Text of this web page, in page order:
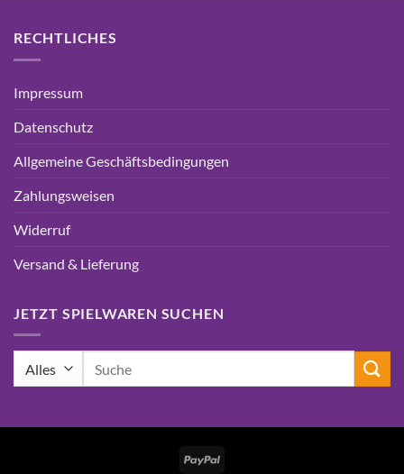
RECHTLICHES
Impressum
Datenschutz
Allgemeine Geschäftsbedingungen
Zahlungsweisen
Widerruf
Versand & Lieferung
JETZT SPIELWAREN SUCHEN
PayPal